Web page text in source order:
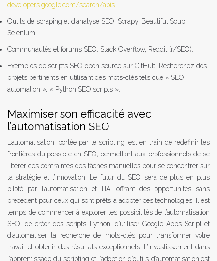
developers.google.com/search/apis
Outils de scraping et d’analyse SEO: Scrapy, Beautiful Soup,
Selenium.
Communautés et forums SEO: Stack Overflow, Reddit (r/SEO).
Exemples de scripts SEO open source sur GitHub: Recherchez des
projets pertinents en utilisant des mots-clés tels que « SEO
automation », « Python SEO scripts ».
Maximiser son efficacité avec
l’automatisation SEO
L’automatisation, portée par le scripting, est en train de redéfinir les
frontières du possible en SEO, permettant aux professionnels de se
libérer des contraintes des tâches manuelles pour se concentrer sur
la stratégie et l’innovation. Le futur du SEO sera de plus en plus
piloté par l’automatisation et l’IA, offrant des opportunités sans
précédent pour ceux qui sont prêts à adopter ces technologies. Il est
temps de commencer à explorer les possibilités de l’automatisation
SEO, de créer des scripts Python, d’utiliser Google Apps Script et
d’automatiser la recherche de mots-clés pour transformer votre
travail et obtenir des résultats exceptionnels. L’investissement dans
l’apprentissage du scripting et l’adoption d’outils d’automatisation est